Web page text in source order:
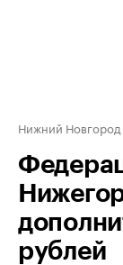
Нижний Новгород
рублей